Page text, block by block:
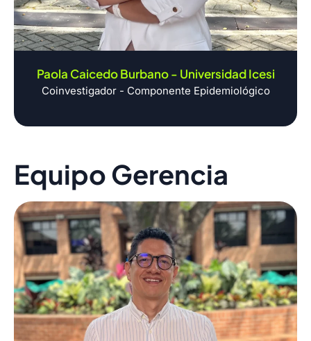
Paola Caicedo Burbano - Universidad Icesi
Coinvestigador - Componente Epidemiológico
Equipo Gerencia